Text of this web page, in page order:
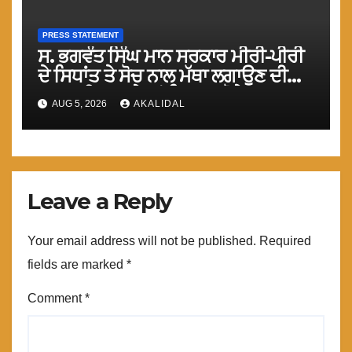
PRESS STATEMENT
ਸ. ਭਗਵੰਤ ਸਿੰਘ ਮਾਨ ਸਰਕਾਰ ਮੀਰੀ-ਪੀਰੀ
ਦੇ ਸਿਧਾਂਤ ਤੇ ਸੋਚ ਨਾਲ ਮੱਥਾ ਲਗਾਉਣ ਦੀ
ਗੁਸਤਾਖੀ ਨਾ ਕਰੇ ਤਾਂ ਬਿਹਤਰ ਹੋਵੇਗਾ : ਮਾਨ
AUG 5, 2026 AKALIDAL
Leave a Reply
Your email address will not be published. Required
fields are marked *
Comment*